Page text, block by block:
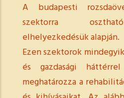
A budapesti
szektorra
elhelyezkedésük alapján.
Ezen szektorok
és gazdasági
meghatározza a